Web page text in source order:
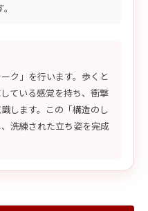
ク」を行います。歩くと
ている感覚を持ち、衝撃
します。この「構造のし
洗練された立ち姿を完成